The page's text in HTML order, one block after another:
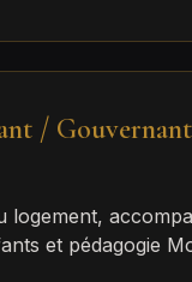
/
logement,
et pédagogie